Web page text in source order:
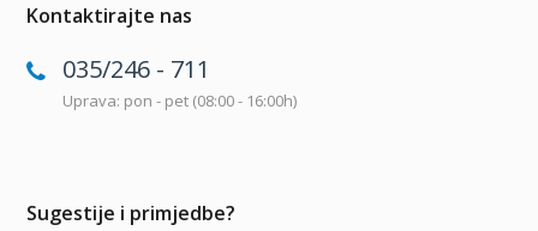
Kontaktirajte nas
035/246 - 711
Uprava: pon - pet (08:00 - 16:00h)
Sugestije i primjedbe?